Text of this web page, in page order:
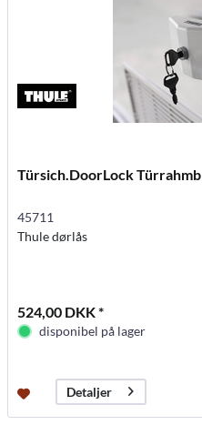
Türsich.DoorLock Türrahmb
45711
Thule dørlås
524,00 DKK *
disponibel på lager
Detaljer